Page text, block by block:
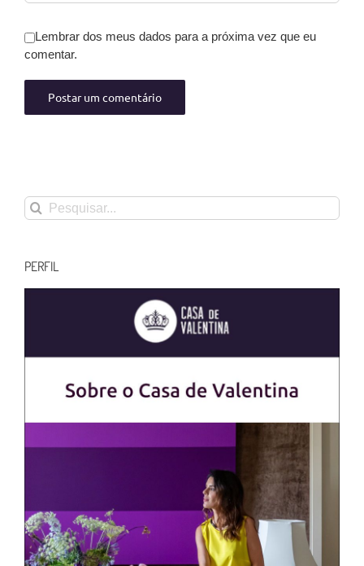
Lembrar dos meus dados para a próxima vez que eu
comentar.
Buscar
resultados
PERFIL